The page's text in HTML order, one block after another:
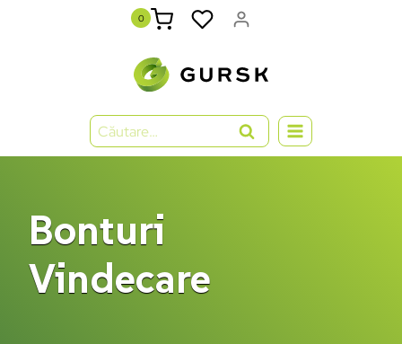
0
Bonturi
Vindecare